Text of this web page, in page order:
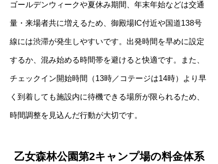
ゴールデンウィークや夏休み期間、年末年始などは交通
量・来場者共に増えるため、御殿場IC付近や国道138号
線には渋滞が発生しやすいです。出発時間を早めに設定
するか、混み始める時間帯を避けると快適です。また、
チェックイン開始時間（13時／コテージは14時）より早
く到着しても施設内に待機できる場所が限られるため、
時間調整を見込んだ行動が大切です。
乙女森林公園第2キャンプ場の料金体系